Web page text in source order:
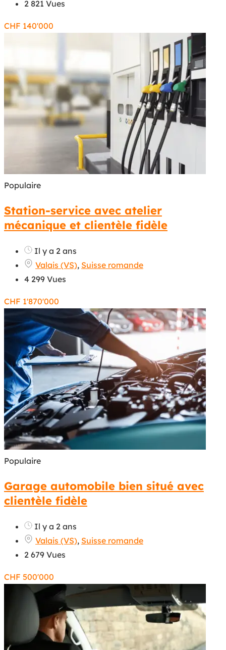
2 821 Vues
CHF 140'000
Populaire
Station-service avec atelier
mécanique et clientèle fidèle
Il y a 2 ans
Valais (VS), Suisse romande
4 299 Vues
CHF 1'870'000
Populaire
Garage automobile bien situé avec
clientèle fidèle
Il y a 2 ans
Valais (VS), Suisse romande
2 679 Vues
CHF 500'000